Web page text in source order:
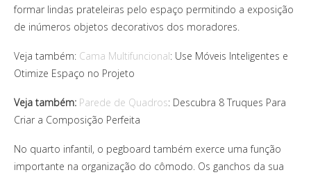
formar lindas prateleiras pelo espaço permitindo a exposição
de inúmeros objetos decorativos dos moradores.
Veja também: Cama Multifuncional: Use Móveis Inteligentes e
Otimize Espaço no Projeto
Veja também: Parede de Quadros: Descubra 8 Truques Para
Criar a Composição Perfeita
No quarto infantil, o pegboard também exerce uma função
importante na organização do cômodo. Os ganchos da sua